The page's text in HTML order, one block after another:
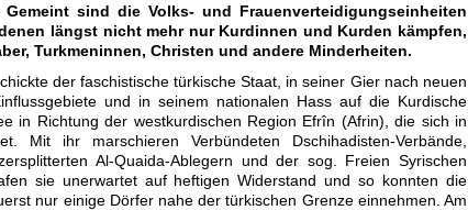
Gemeint sind die Volks- und Frauenverteidigungseinheiten
längst nicht mehr nur Kurdinnen und Kurden kämpfen,
Turkmeninnen, Christen und andere Minderheiten.
der faschistische türkische Staat, in seiner Gier nach neuen
und in seinem nationalen Hass auf die Kurdische
in Richtung der westkurdischen Region Efrîn (Afrin), die sich in
Mit ihr marschieren Verbündeten Dschihadisten-Verbände,
Al-Quaida-Ablegern und der sog. Freien Syrischen
sie unerwartet auf heftigen Widerstand und so konnten die
nur einige Dörfer nahe der türkischen Grenze einnehmen. Am